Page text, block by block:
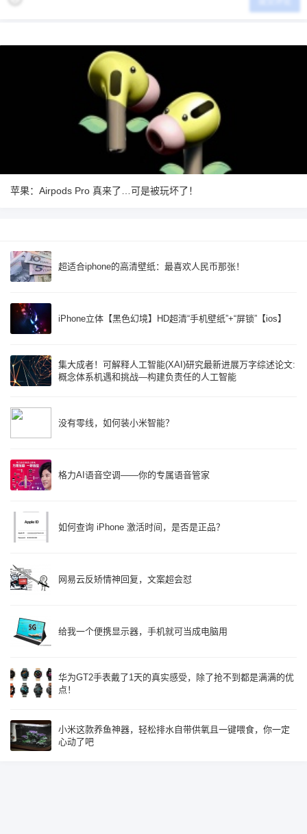
苹果：Airpods Pro 真来了…可是被玩坏了！
超适合iphone的高清壁纸：最喜欢人民币那张！
iPhone立体【黑色幻境】HD超清“手机壁纸”+“屏锁”【ios】
集大成者！可解释人工智能(XAI)研究最新进展万字综述论文:
概念体系机遇和挑战—构建负责任的人工智能
没有零线，如何装小米智能？
格力AI语音空调——你的专属语音管家
如何查询 iPhone 激活时间，是否是正品？
网易云反矫情神回复，文案超会怼
给我一个便携显示器，手机就可当成电脑用
华为GT2手表戴了1天的真实感受，除了抢不到都是满满的优
点！
小米这款养鱼神器，轻松排水自带供氧且一键喂食，你一定
心动了吧